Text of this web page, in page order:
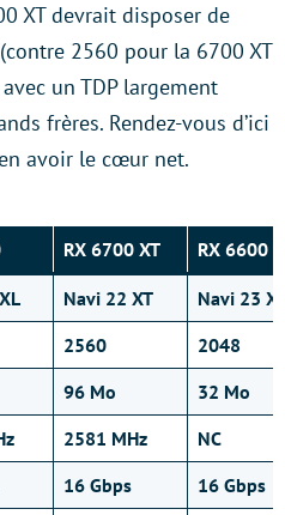
XT devrait disposer de
2560 pour la 6700 XT
un TDP largement
frères. Rendez-vous d’ici
avoir le cœur net.
RX 6700 XT RX 6600
Navi 22 XT
Navi 23
2560
2048
96 Mo
32 Mo
2581 MHz
NC
16 Gbps 16 Gbps